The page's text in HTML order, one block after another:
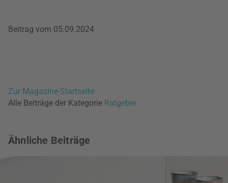
Beitrag vom 05.09.2024
Zur Magazine-Startseite
Alle Beiträge der Kategorie Ratgeber
Ähnliche Beiträge